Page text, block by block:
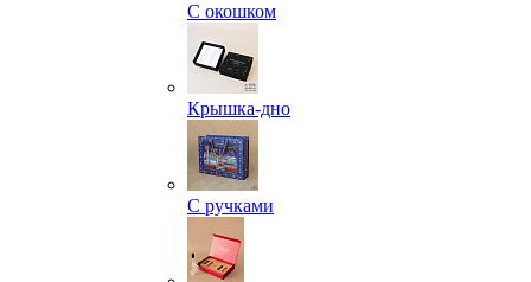
С окошком
Крышка-дно
С ручками